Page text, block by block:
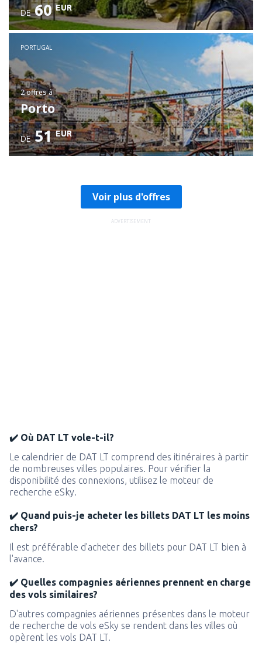
DE 60 EUR
PORTUGAL
2 offresà
Porto
DE 51 EUR
Voir plus d'offres
ADVERTISEMENT
✔️ Où DAT LT vole-t-il?
Le calendrier de DAT LT comprend des itinéraires à partir
de nombreuses villes populaires. Pour vérifier la
disponibilité des connexions, utilisez le moteur de
recherche eSky.
✔️ Quand puis-je acheter les billets DAT LT les moins
chers?
Il est préférable d'acheter des billets pour DAT LT bien à
l'avance.
✔️ Quelles compagnies aériennes prennent en charge
des vols similaires?
D'autres compagnies aériennes présentes dans le moteur
de recherche de vols eSky se rendent dans les villes où
opèrent les vols DAT LT.